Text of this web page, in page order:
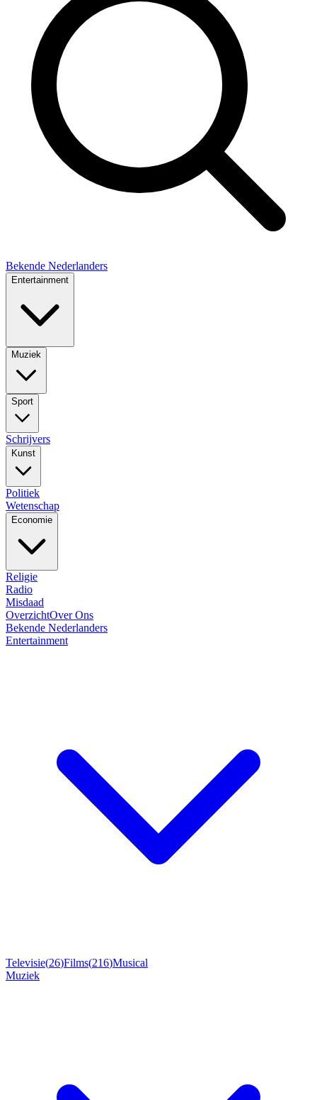
Bekende Nederlanders
Entertainment
Muziek
Sport
Schrijvers
Kunst
Politiek
Wetenschap
Economie
Religie
Radio
Misdaad
OverzichtOver Ons
Bekende Nederlanders
Entertainment
Televisie(26)Films(216)Musical
Muziek